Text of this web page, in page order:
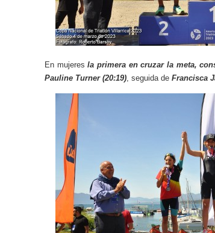
En mujeresla primera en cruzar la meta,
Pauline Turner (20:19), seguida de Francisca